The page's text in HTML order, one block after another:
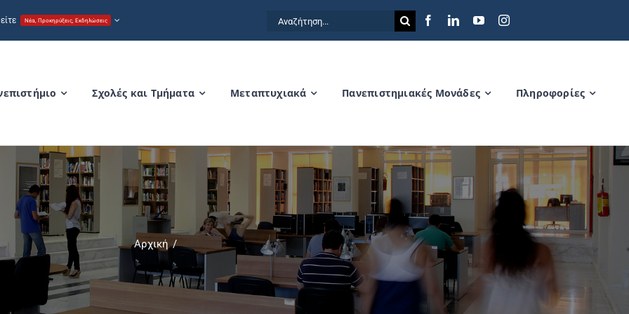
Νέα, Προκηρύξεις, Εκδηλώσεις
Αναζήτηση
for:
Σχολές και Τμήματα Μεταπτυχιακά Πανεπιστημιακές Μονάδες Πληροφορίες
Αρχική